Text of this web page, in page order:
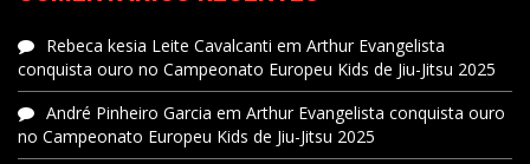
Rebeca kesia Leite Cavalcanti em Arthur Evangelista
conquista ouro no Campeonato Europeu Kids de Jiu-Jitsu 2025
André Pinheiro Garcia em Arthur Evangelista conquista ouro
no Campeonato Europeu Kids de Jiu-Jitsu 2025